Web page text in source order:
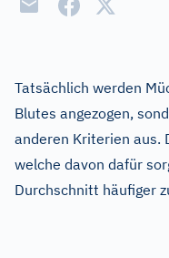
Tatsächlich werden
Blutes angezogen,
anderen Kriterien aus.
welche davon dafür
Durchschnitt häufiger